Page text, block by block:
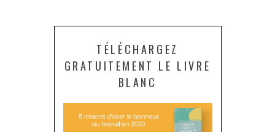
TÉLÉCHARGEZ
GRATUITEMENT LE LIVRE
BLANC